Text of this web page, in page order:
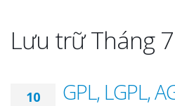
Lưu trữ Tháng
10 GPL, LGPL,